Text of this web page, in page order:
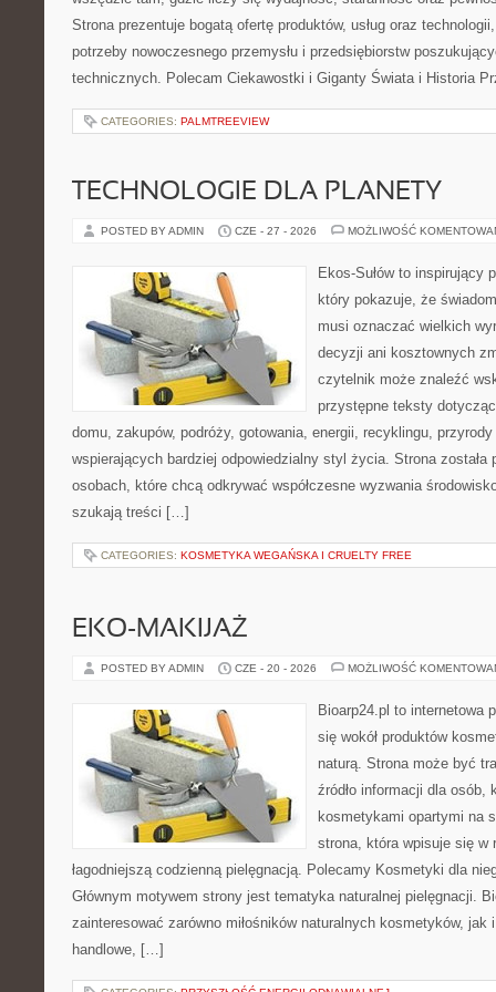
Strona prezentuje bogatą ofertę produktów, usług oraz
potrzeby nowoczesnego przemysłu i przedsiębiorstw
technicznych. Polecam Ciekawostki i Giganty Świata i Historia
CATEGORIES: PALMTREEVIEW
TECHNOLOGIE DLA PLANETY
POSTED BY ADMIN CZE - 27 - 2026 MOŻLIWOŚĆ
Ekos-Sułów to inspirujący
który pokazuje, że
musi oznaczać wielkich
decyzji ani kosztownych
czytelnik może znaleźć
przystępne teksty
domu, zakupów, podróży, gotowania, energii, recyklingu,
wspierających bardziej odpowiedzialny styl życia. Strona została
osobach, które chcą odkrywać współczesne wyzwania
szukają treści […]
CATEGORIES: KOSMETYKA WEGAŃSKA I CRUELTY FREE
EKO-MAKIJAŻ
POSTED BY ADMIN CZE - 20 - 2026 MOŻLIWOŚĆ
Bioarp24.pl to internetowa
się wokół produktów
naturą. Strona może być
źródło informacji dla osób,
kosmetykami opartymi na
strona, która wpisuje się w
łagodniejszą codzienną pielęgnacją. Polecamy Kosmetyki dla
Głównym motywem strony jest tematyka naturalnej pielęgnacji.
zainteresować zarówno miłośników naturalnych kosmetyków, jak
handlowe, […]